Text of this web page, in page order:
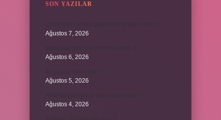
SON YAZILAR
Ağustos 7, 2026
Ağustos 6, 2026
Ağustos 5, 2026
Ağustos 4, 2026